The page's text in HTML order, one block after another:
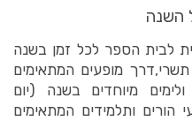
השנה
לבית הספר לכל זמן בשנה
מופעים המתאימים
מיוחדים בשנה (יום
הורים ותלמידים המתאימים